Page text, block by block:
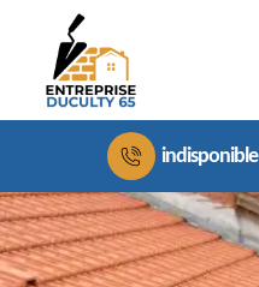
indisponible